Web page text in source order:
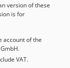
- Fabricante:
Prensa tipo C -
C / Prensa
t (150 kN) -
máquina:
× 800 ×
version of these
is for
account of the
VAT.